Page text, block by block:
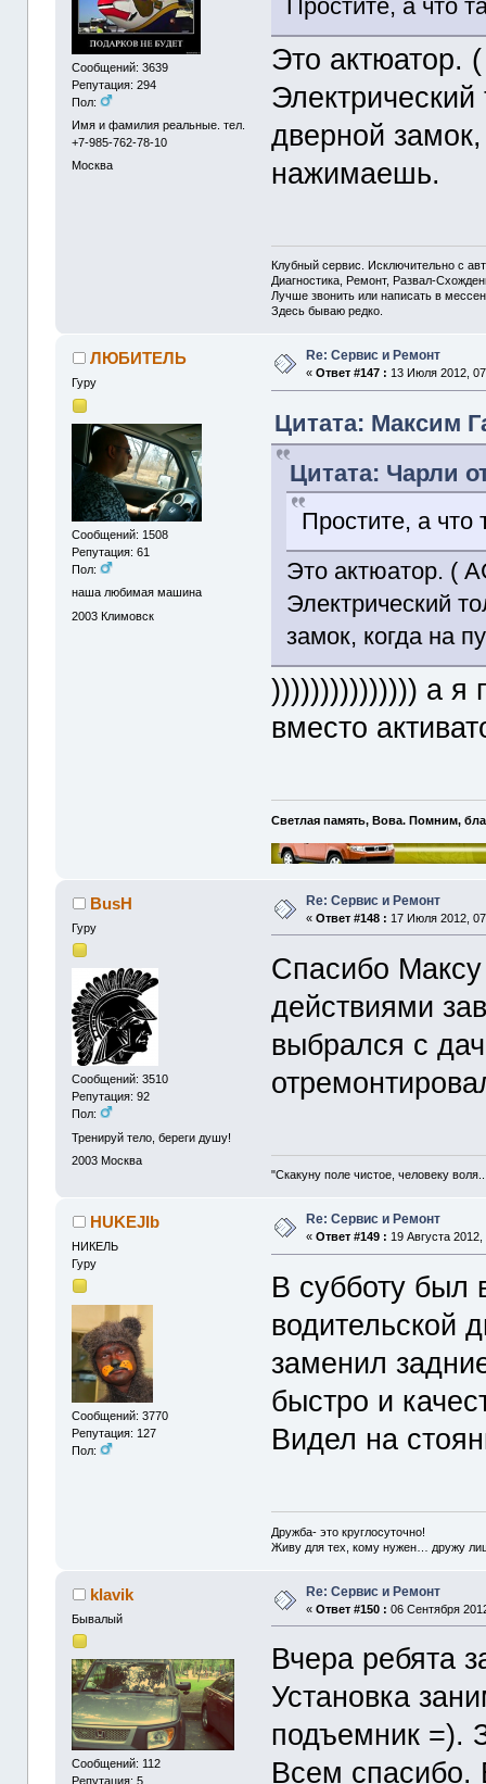
Сообщений: 3639
Репутация: 294
Пол:
Имя и фамилия реальные. тел.
+7-985-762-78-10
Москва
Простите, а что
Это актюатор.
Электрический
дверной замок,
нажимаешь.
Клубный сервис. Исключительно с
Диагностика, Ремонт, Развал-
Лучше звонить или написать в
Здесь бываю редко.
ЛЮБИТЕЛЬ
Гуру
Сообщений: 1508
Репутация: 61
Пол:
наша любимая машина
2003 Климовск
Re: Сервис и Ремонт
«Ответ #147 : 13 Июля 2012,
Цитата: Максим
Цитата: Чарли
Простите, а что
Это актюатор. (
Электрический
замок, когда на
))))))))))))))) а я
вместо
Светлая память, Вова. Помним,
BusH
Гуру
Сообщений: 3510
Репутация: 92
Пол:
Тренируй тело, береги душу!
2003 Москва
Re: Сервис и Ремонт
«Ответ #148 : 17 Июля 2012,
Спасибо
действиями
выбрался с
"Скакуну поле чистое, человеку
HUKEJIb
НИКЕЛЬ
Гуру
Сообщений: 3770
Репутация: 127
Пол:
Re: Сервис и Ремонт
«Ответ #149 : 19 Августа
В субботу был
водительской
заменил
быстро и
Видел на
Дружба- это круглосуточно!
Живу для тех, кому нужен… дружу
klavik
Бывалый
Сообщений: 112
Репутация: 5
Re: Сервис и Ремонт
«Ответ #150 : 06 Сентября
Вчера ребята
Установка
подъемник =).
Всем спасибо.